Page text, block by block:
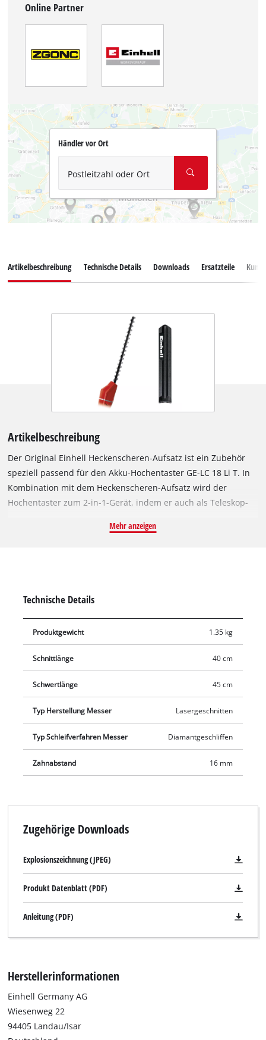
Online Partner
Händler vor Ort
Postleitzahl oder Ort
Artikelbeschreibung Technische Details Downloads Ersatzteile
Artikelbeschreibung
Der Original Einhell Heckenscheren-Aufsatz ist ein Zubehör
speziell passend für den Akku-Hochentaster GE-LC 18 Li T. In
Kombination mit dem Heckenscheren-Aufsatz wird der
Hochentaster zum 2-in-1-Gerät, indem er auch als Teleskop-
hat eine Schnittlänge von 40 cm und einen Zahnabstand von
aufbewahrt werden kann der Heckenscheren-Aufsatz in dem
mitgelieferten Köcher.
Mehr anzeigen
Technische Details
Produktgewicht 1.35 kg
Schnittlänge 40 cm
Schwertlänge 45 cm
Typ Herstellung Messer Lasergeschnitten
Typ Schleifverfahren Messer Diamantgeschliffen
Zahnabstand 16 mm
Zugehörige Downloads
Explosionszeichnung (JPEG)
Produkt Datenblatt (PDF)
Anleitung (PDF)
Herstellerinformationen
Einhell Germany AG
Wiesenweg 22
94405 Landau/Isar